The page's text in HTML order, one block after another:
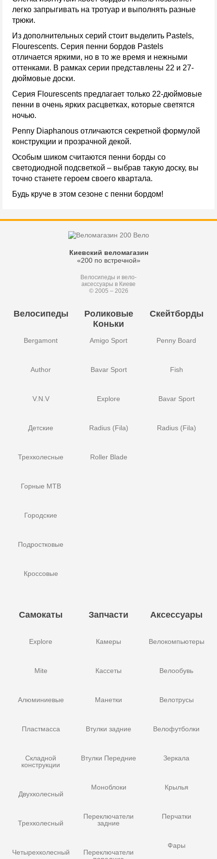
легко запрыгивать на тротуар и выполнять разные
трюки.
Из дополнительных серий стоит выделить Pastels,
Flourescents. Серия пенни бордов Pastels
отличается яркими, но в то же время и нежными
оттенками. В рамках серии представлены 22 и 27-
дюймовые доски.
Серия Flourescents предлагает только 22-дюймовые
пенни в очень ярких расцветках, которые светятся
ночью.
Penny Diaphanous отличаются секретной формулой
конструкции и прозрачной декой.
Особым шиком считаются пенни борды со
светодиодной подсветкой – выбрав такую доску, вы
точно станете героем своего квартала.
Будь круче в этом сезоне с пенни бордом!
Киевский веломагазин
«200 по встречной»
Велосипеды и вело-
аксессуары в Киеве
© 2005 – 2026
Велосипеды
Bergamont
Author
V.N.V
Детские
Трехколесные
Горные MTB
Городские
Подростковые
Кроссовые
Роликовые
Коньки
Amigo Sport
Bavar Sport
Explore
Radius (Fila)
Roller Blade
Скейтборды
Penny Board
Fish
Bavar Sport
Radius (Fila)
Самокаты
Explore
Mite
Алюминиевые
Пластмасса
Складной
конструкции
Двухколесный
Трехколесный
Четырехколесный
Запчасти
Камеры
Кассеты
Манетки
Втулки задние
Втулки Передние
Моноблоки
Переключатели
задние
Переключатели
Аксессуары
Велокомпьютеры
Велообувь
Велотрусы
Велофутболки
Зеркала
Крылья
Перчатки
Фары